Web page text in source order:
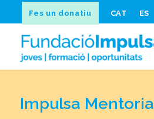
Fes un donatiu CAT ES
Impulsa Mentoria